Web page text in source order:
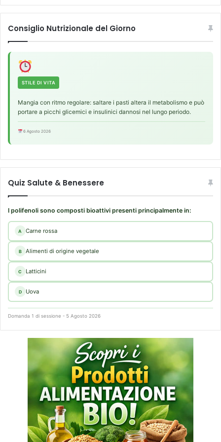
c
u
m
o
n
1
3
Consiglio Nutrizionale del Giorno
STILE DI VITA
Mangia con ritmo regolare: saltare i pasti altera il metabolismo e può
portare a picchi glicemici e insulinici dannosi nel lungo periodo.
6 Agosto 2026
Quiz Salute & Benessere
I polifenoli sono composti bioattivi presenti principalmente in:
A Carne rossa
B Alimenti di origine vegetale
C Latticini
D Uova
Domanda 1 di sessione - 5 Agosto 2026